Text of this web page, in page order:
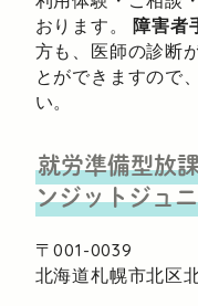
おります。障害者
方も、医師の診断
とができますので
い。
就労準備型放
ンジットジュ
〒001-0039
北海道札幌市北区